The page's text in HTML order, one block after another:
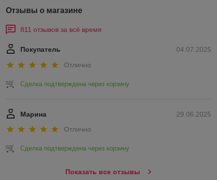
Отзывы о магазине
811 отзывов за всё время
04.07.2025
Покупатель
Отлично
Сделка подтверждена через корзину
29.06.2025
Марина
Отлично
Сделка подтверждена через корзину
Показать все отзывы